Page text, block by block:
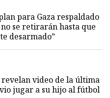
para Gaza respaldado
se retirarán hasta que
desarmado”
revelan video de la última
jugar a su hijo al fútbol